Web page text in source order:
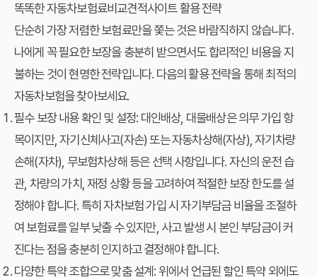
똑똑한 자동차보험료비교견적사이트 활용 전략
단순히 가장 저렴한 보험료만을 쫓는 것은 바람직하지 않습니다.
나에게 꼭 필요한 보장을 충분히 받으면서도 합리적인 비용을 지
불하는 것이 현명한 전략입니다. 다음의 활용 전략을 통해 최적의
자동차보험을 찾아보세요.
필수 보장 내용 확인 및 설정: 대인배상, 대물배상은 의무 가입 항
목이지만, 자기신체사고(자손) 또는 자동차상해(자상), 자기차량
손해(자차), 무보험차상해 등은 선택 사항입니다. 자신의 운전 습
관, 차량의 가치, 재정 상황 등을 고려하여 적절한 보장 한도를 설
정해야 합니다. 특히 자차보험 가입 시 자기부담금 비율을 조절하
여 보험료를 일부 낮출 수 있지만, 사고 발생 시 본인 부담금이 커
진다는 점을 충분히 인지하고 결정해야 합니다.
다양한 특약 조합으로 맞춤 설계:위에서 언급된 할인 특약 외에도